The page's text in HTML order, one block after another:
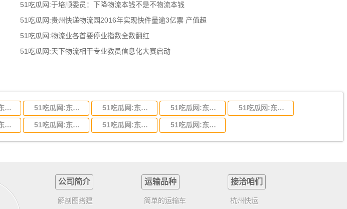
51吃瓜网:于培顺委员：下降物流本钱不是不物流本钱
51吃瓜网:贵州快递物流园2016年实现快件量逾3亿票 产值超
51吃瓜网:物流业各首要停业指数全数翻红
51吃瓜网:天下物流相干专业教员信息化大赛启动
51吃瓜网:东莞到吉林省物流运输,东莞到吉林省物流公司 51吃瓜网:东莞到甘肃省物流运输,东莞到甘肃省物流公司 51吃瓜网:东莞到陕西省物流运输,东莞到陕西省物流公司 51吃瓜网:东莞到贵州省物流运输,东莞到贵州省物流公司 51吃瓜网:东莞到四川省物流专线,东莞到四川省物流公司
51吃瓜网:东莞到江苏物流专线运输,东莞到江苏省物流公司 51吃瓜网:东莞到浙江省物流运输,东莞到浙江省物流公司 51吃瓜网:东莞到福建省物流运输,东莞到福建省物流公司 51吃瓜网:东莞到广西物流专线,东莞到广西物流公司
公司简介
解剖图搭建
运输品种
简单的运输车
接洽咱们
杭州快运